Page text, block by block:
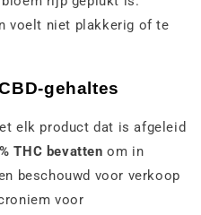
voelt niet plakkerig of te
gehaltes
elk product dat is afgeleid
THC bevatten om in
beschouwd voor verkoop
voor